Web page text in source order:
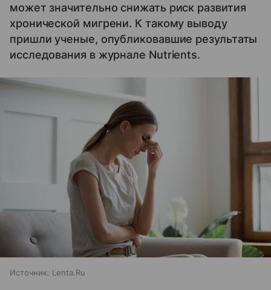
может значительно снижать риск развития
хронической мигрени. К такому выводу
пришли ученые, опубликовавшие результаты
исследования в журнале Nutrients.
Источник: Lenta.Ru